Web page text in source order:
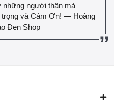
những người thân mà
trọng và Cảm Ơn! — Hoàng
Đen Shop